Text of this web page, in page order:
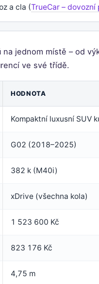
a cla (TrueCar –
jednom místě – od
ve své třídě.
HODNOTA
Kompaktní luxusní SUV
G02 (2018–2025)
382 k (M40i)
xDrive (všechna kola)
1 523 600 Kč
823 176 Kč
4,75 m